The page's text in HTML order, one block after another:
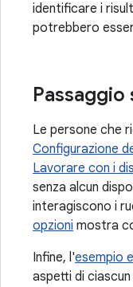
identificare i
potrebbero
Le persone che
Configurazione
Lavorare con i
senza alcun
interagiscono i
opzioni mostra
Infine, l'esempio
aspetti di